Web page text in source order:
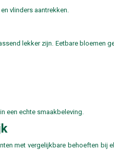
vlinders aantrekken.
lekker zijn. Eetbare bloemen
een echte smaakbeleving.
met vergelijkbare behoeften bij